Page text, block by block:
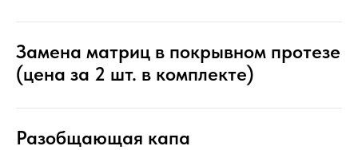
Замена матриц в покрывном протезе
(цена за 2 шт. в комплекте)
Разобщающая капа